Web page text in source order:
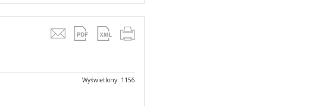
Wyświetlony: 1156